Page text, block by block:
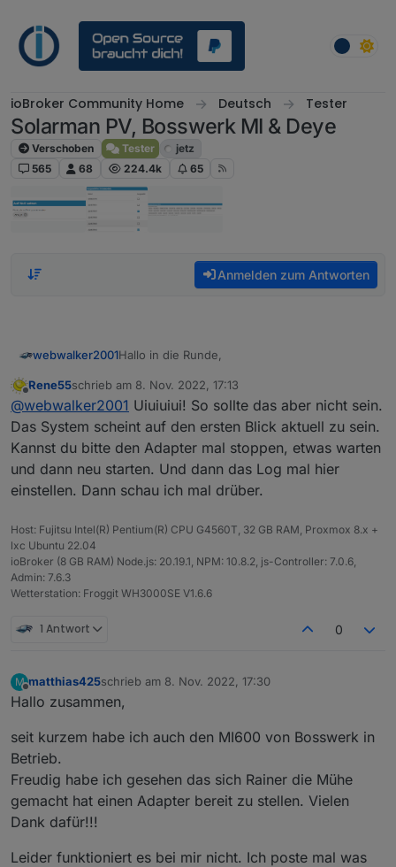
ioBroker Community Home Deutsch Tester
Solarman PV, Bosswerk MI & Deye
Verschoben Tester
jetz
565
68 224.4k 65
Anmelden zum Antworten
webwalker2001Hallo in die Runde,
ich bekomme ab und zu folgende
Fehlermeldungen:
solarmanpv.0 2022-11-08
solarmanpv.0 2022-11-08
solarmanpv.0 2022-11-08
solarmanpv.0 2022-11-08
solarmanpv.0 2022-11-08
solarmanpv.0 2022-11-08
solarmanpv.0 2022-11-08
solarmanpv.0 2022-11-08
solarmanpv.0 2022-11-08
solarmanpv.0 2022-11-08
solarmanpv.0 2022-11-08
solarmanpv.0 2022-11-08
solarmanpv.0 2022-11-08
solarmanpv.0 2022-11-08
solarmanpv.0 2022-11-08
Scheint aber sonst zu laufen.
Mein System:
RasPi4 mit 4GB
Admin v6.2.23
LG
webwalker2001
Offline
Rene55schrieb am 8. Nov. 2022, 17:13
zuletzt editiert von
@webwalker2001 Uiuiuiui! So sollte das aber nicht sein.
Das System scheint auf den ersten Blick aktuell zu sein.
Kannst du bitte den Adapter mal stoppen, etwas warten
und dann neu starten. Und dann das Log mal hier
einstellen. Dann schau ich mal drüber.
Host: Fujitsu Intel(R) Pentium(R) CPU G4560T, 32 GB RAM, Proxmox 8.x +
lxc Ubuntu 22.04
ioBroker (8 GB RAM) Node.js: 20.19.1, NPM: 10.8.2, js-Controller: 7.0.6,
Admin: 7.6.3
Wetterstation: Froggit WH3000SE V1.6.6
1 Antwort 0
M
Offline
matthias425schrieb am 8. Nov. 2022, 17:30
zuletzt editiert von
Hallo zusammen,
seit kurzem habe ich auch den MI600 von Bosswerk in
Betrieb.
Freudig habe ich gesehen das sich Rainer die Mühe
gemacht hat einen Adapter bereit zu stellen. Vielen
Dank dafür!!!
Leider funktioniert es bei mir nicht. Ich poste mal was